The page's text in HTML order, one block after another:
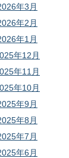
年3月
年2月
年1月
年12月
年11月
年10月
年9月
年8月
年7月
年6月